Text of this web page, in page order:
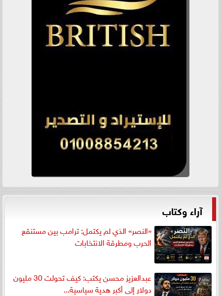
آراء وكتاب
«النصر» الذي لم يكتمل: ترامب بين مستنقع
الحرب ومطرقة الانتخابات
عبدالعزيز محسن يكتب: كيف تحولت 30 مليون
دولار إلى أكبر هدية سياسية...